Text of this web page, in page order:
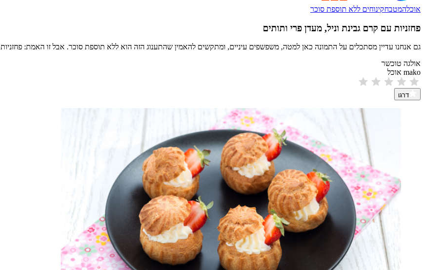
אוכלהמטבחקינוחים ללא תוספת סוכר
פחזניות עם קרם גבינת וניל, מעדן פרי ותותים
גם אנחנו עדיין מסתכלים על התמונה כאן למטה, משפשפים עיניים, ומתקשים להאמין שהתענוג הזה הוא ללא תוספת סוכר. אבל זו האמת: פחזניות
אולגה טוכשר
mako אוכל
דרגו